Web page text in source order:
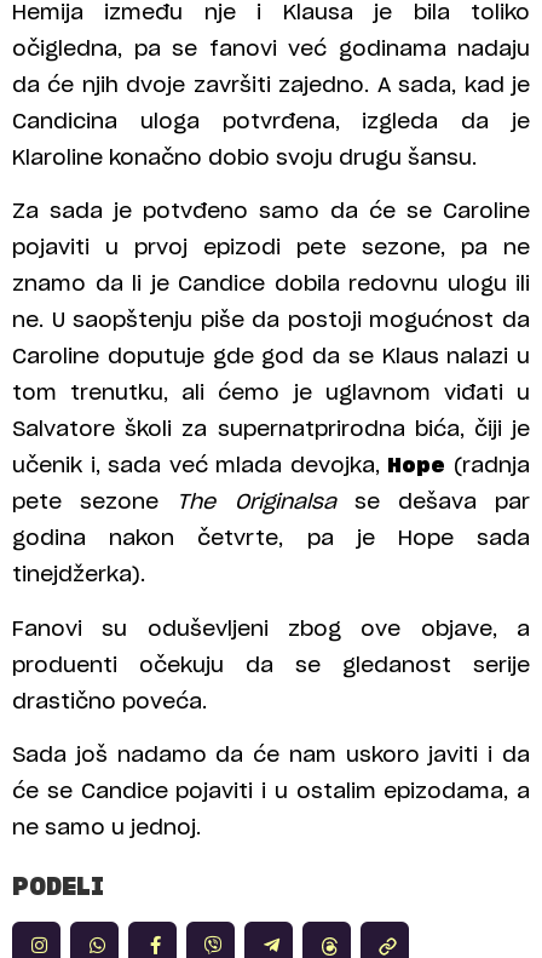
Hemija između nje i Klausa je bila toliko
očigledna, pa se fanovi već godinama nadaju
da će njih dvoje završiti zajedno. A sada, kad je
Candicina uloga potvrđena, izgleda da je
Klaroline konačno dobio svoju drugu šansu.
Za sada je potvđeno samo da će se Caroline
pojaviti u prvoj epizodi pete sezone, pa ne
znamo da li je Candice dobila redovnu ulogu ili
ne. U saopštenju piše da postoji mogućnost da
Caroline doputuje gde god da se Klaus nalazi u
tom trenutku, ali ćemo je uglavnom viđati u
Salvatore školi za supernatprirodna bića, čiji je
učenik i, sada već mlada devojka,
Hope (radnja
pete sezone
The Originalsase dešava par
godina nakon četvrte, pa je Hope sada
tinejdžerka).
Fanovi su oduševljeni zbog ove objave, a
produenti očekuju da se gledanost serije
drastično poveća.
Sada još nadamo da će nam uskoro javiti i da
će se Candice pojaviti i u ostalim epizodama, a
ne samo u jednoj.
PODELI